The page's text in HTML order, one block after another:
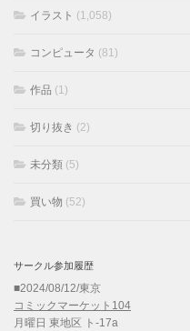
イラスト (1,058)
コンピュータ (81)
作品 (1)
切り抜き (2)
未分類 (5)
買い物 (52)
サークル参加履歴
■2024/08/12/東京
コミックマーケット104
月曜日 東地区 ト-17a